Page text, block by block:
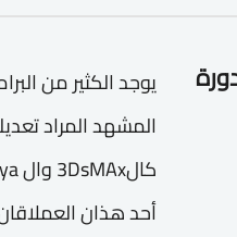
يوجد الكثير من
أحد هذان